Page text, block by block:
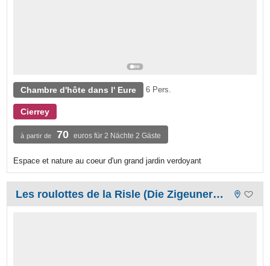
Chambre d'hôte dans l' Eure 6 Pers.
Cierrey
à partir de 70 euros für 2 Nächte 2 Gäste
Espace et nature au coeur d'un grand jardin verdoyant
Les roulottes de la Risle (Die Zigeunerwagen der Risle)